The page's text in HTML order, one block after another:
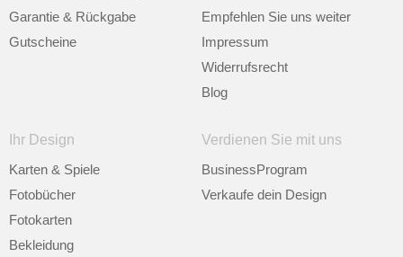
Garantie & Rückgabe
Gutscheine
Empfehlen Sie uns weiter
Impressum
Widerrufsrecht
Blog
Ihr Design
Karten & Spiele
Fotobücher
Fotokarten
Bekleidung
Verdienen Sie mit uns
BusinessProgram
Verkaufe dein Design